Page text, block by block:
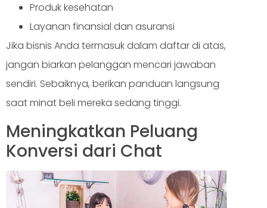
Produk kesehatan
Layanan finansial dan asuransi
Jika bisnis Anda termasuk dalam daftar di atas,
jangan biarkan pelanggan mencari jawaban
sendiri. Sebaiknya, berikan panduan langsung
saat minat beli mereka sedang tinggi.
Meningkatkan Peluang
Konversi dari Chat